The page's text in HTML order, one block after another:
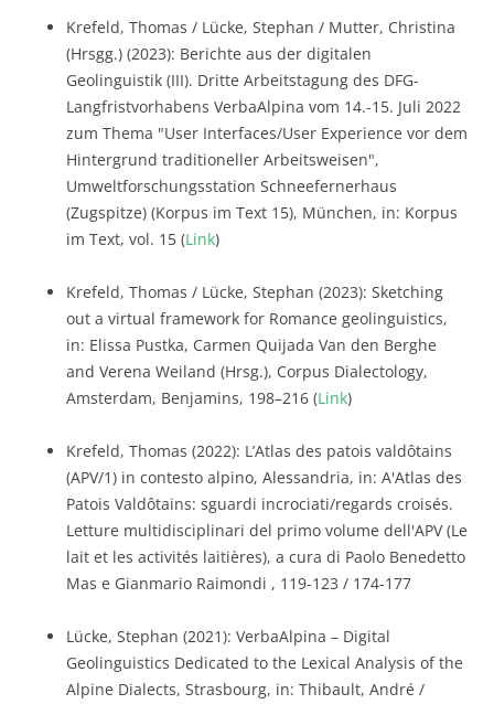
Krefeld, Thomas / Lücke, Stephan / Mutter, Christina
(Hrsgg.) (2023): Berichte aus der digitalen
Geolinguistik (III). Dritte Arbeitstagung des DFG-
Langfristvorhabens VerbaAlpina vom 14.-15. Juli 2022
zum Thema "User Interfaces/User Experience vor dem
Hintergrund traditioneller Arbeitsweisen",
Umweltforschungsstation Schneefernerhaus
(Zugspitze) (Korpus im Text 15), München, in: Korpus
im Text, vol. 15 (Link)
Krefeld, Thomas / Lücke, Stephan (2023): Sketching
out a virtual framework for Romance geolinguistics,
in: Elissa Pustka, Carmen Quijada Van den Berghe
and Verena Weiland (Hrsg.), Corpus Dialectology,
Amsterdam, Benjamins, 198–216 (Link)
Krefeld, Thomas (2022): L’Atlas des patois valdôtains
(APV/1) in contesto alpino, Alessandria, in: A'Atlas des
Patois Valdôtains: sguardi incrociati/regards croisés.
Letture multidisciplinari del primo volume dell'APV (Le
lait et les activités laitières), a cura di Paolo Benedetto
Mas e Gianmario Raimondi , 119-123 / 174-177
Lücke, Stephan (2021): VerbaAlpina – Digital
Geolinguistics Dedicated to the Lexical Analysis of the
Alpine Dialects, Strasbourg, in: Thibault, André /